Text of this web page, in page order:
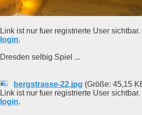
Link ist nur fuer registrierte User sichtbar.
login.
Dresden selbig Spiel ...
bergstrasse-22.jpg (Größe: 45,15
Link ist nur fuer registrierte User sichtbar.
login.